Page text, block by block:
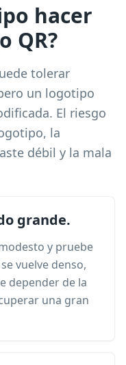
hacer
QR?
tolerar
un logotipo
El riesgo
la
débil y la mala
grande.
y pruebe
vuelve denso,
depender de la
una gran